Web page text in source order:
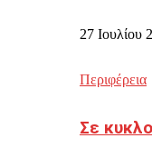
27 Ιουλίου
Περιφέρεια
Σε